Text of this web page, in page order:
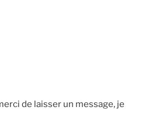
de laisser un message, je